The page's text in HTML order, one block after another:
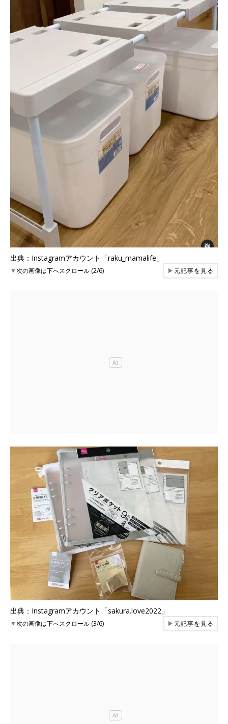
出典：Instagramアカウント「raku_mamalife」
▼次の画像は下へスクロール (2/6) ▶元記事を見る
出典：Instagramアカウント「sakura.love2022」
▼次の画像は下へスクロール (3/6) ▶元記事を見る